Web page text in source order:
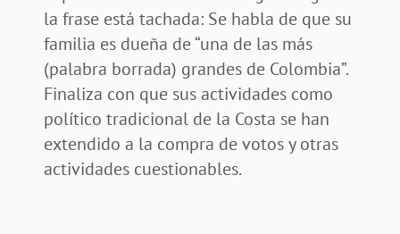
la frase está tachada: Se habla de que su
familia es dueña de “una de las más
(palabra borrada) grandes de Colombia”.
Finaliza con que sus actividades como
político tradicional de la Costa se han
extendido a la compra de votos y otras
actividades cuestionables.